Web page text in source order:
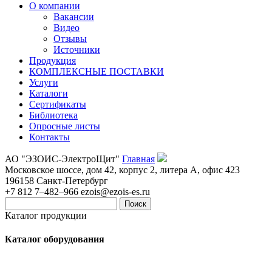
О компании
Вакансии
Видео
Отзывы
Источники
Продукция
КОМПЛЕКСНЫЕ ПОСТАВКИ
Услуги
Каталоги
Сертификаты
Библиотека
Опросные листы
Контакты
АО "ЭЗОИС-ЭлектроЩит" Главная
Московское шоссе, дом 42, корпус 2, литера А, офис 423
196158 Санкт-Петербург
+7 812 7–482–966 ezois@ezois-es.ru
Поиск
Каталог продукции
Каталог оборудования